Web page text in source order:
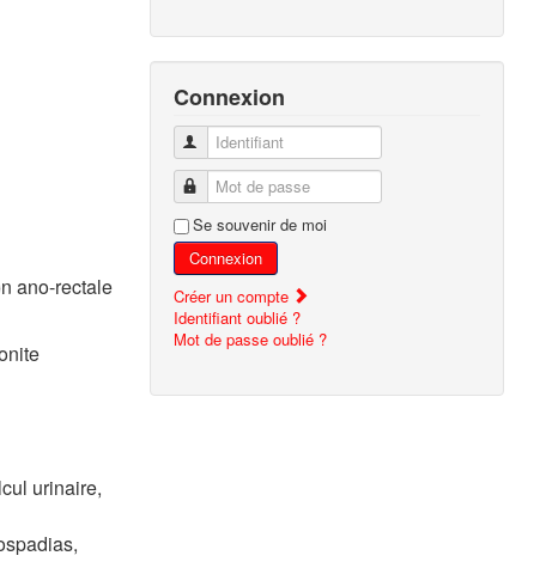
ano-rectale
urinaire,
Connexion
Identifiant
Mot de passe
Se souvenir de moi
Connexion
Créer un compte
Identifiant oublié ?
Mot de passe oublié ?